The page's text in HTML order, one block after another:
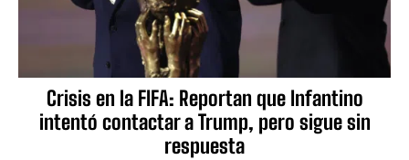
Crisis en la FIFA: Reportan que Infantino
intentó contactar a Trump, pero sigue sin
respuesta